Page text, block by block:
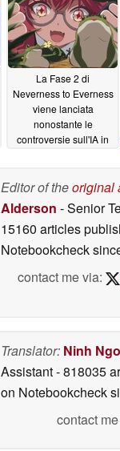
La Fase 2 di
Neverness to Everness
viene lanciata
nonostante le
controversie sull'IA in
Editor of theoriginal
Alderson - Senior
15160 articles
Notebookcheck
contact me via:
Translator: Ninh
Assistant- 818035
on Notebookcheck
contact